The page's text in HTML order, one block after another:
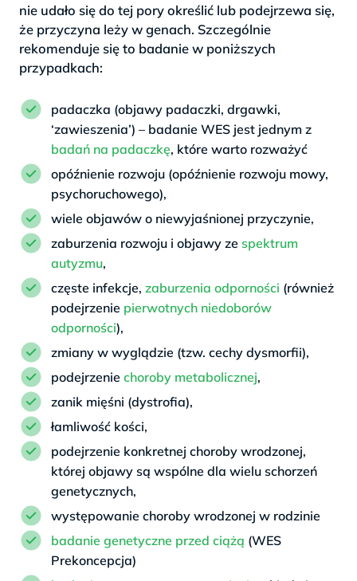
nie udało się do tej pory określić lub podejrzewa się,
że przyczyna leży w genach. Szczególnie
rekomenduje się to badanie w poniższych
przypadkach:
padaczka (objawy padaczki, drgawki,
‘zawieszenia’) – badanie WES jest jednym z
badań na padaczkę, które warto rozważyć
opóźnienie rozwoju (opóźnienie rozwoju mowy,
psychoruchowego),
wiele objawów o niewyjaśnionej przyczynie,
zaburzenia rozwoju i objawy ze spektrum
autyzmu,
częste infekcje, zaburzenia odporności (również
podejrzenie pierwotnych niedoborów
odporności),
zmiany w wyglądzie (tzw. cechy dysmorfii),
podejrzenie choroby metabolicznej,
zanik mięśni (dystrofia),
łamliwość kości,
podejrzenie konkretnej choroby wrodzonej,
której objawy są wspólne dla wielu schorzeń
genetycznych,
występowanie choroby wrodzonej w rodzinie
badanie genetyczne przed ciążą (WES
Prekoncepcja)